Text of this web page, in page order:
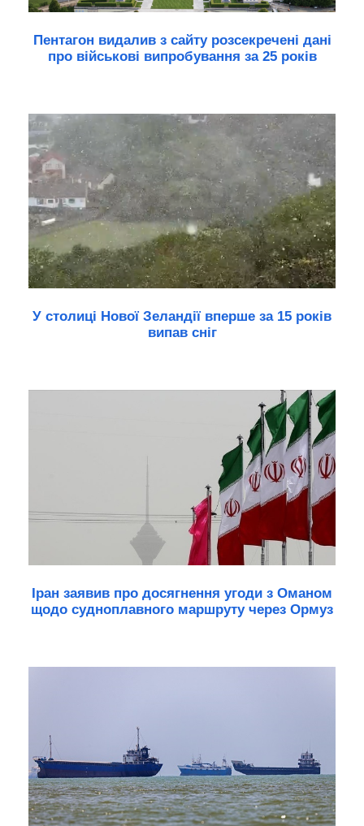
Пентагон видалив з сайту розсекречені дані
про військові випробування за 25 років
У столиці Нової Зеландії вперше за 15 років
випав сніг
Іран заявив про досягнення угоди з Оманом
щодо судноплавного маршруту через Ормуз